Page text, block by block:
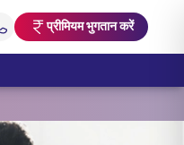
प्रीमियम भुगतान करें